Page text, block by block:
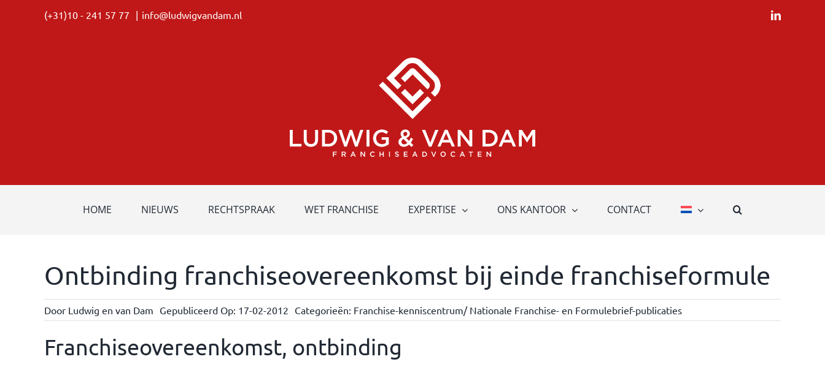
(+31)10 - 241 57 77 | info@ludwigvandam.nl LinkedIn
HOME NIEUWS RECHTSPRAAK WET FRANCHISE EXPERTISE ONS KANTOOR CONTACT
Ontbinding franchiseovereenkomst bij einde franchiseformule
Door Ludwig en van Dam Gepubliceerd Op: 17-02-2012 Categorieën: Franchise-kenniscentrum/ Nationale Franchise- en Formulebrief-publicaties
Franchiseovereenkomst, ontbinding